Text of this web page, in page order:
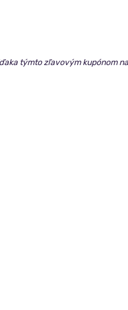
týmto zľavovým kupónom